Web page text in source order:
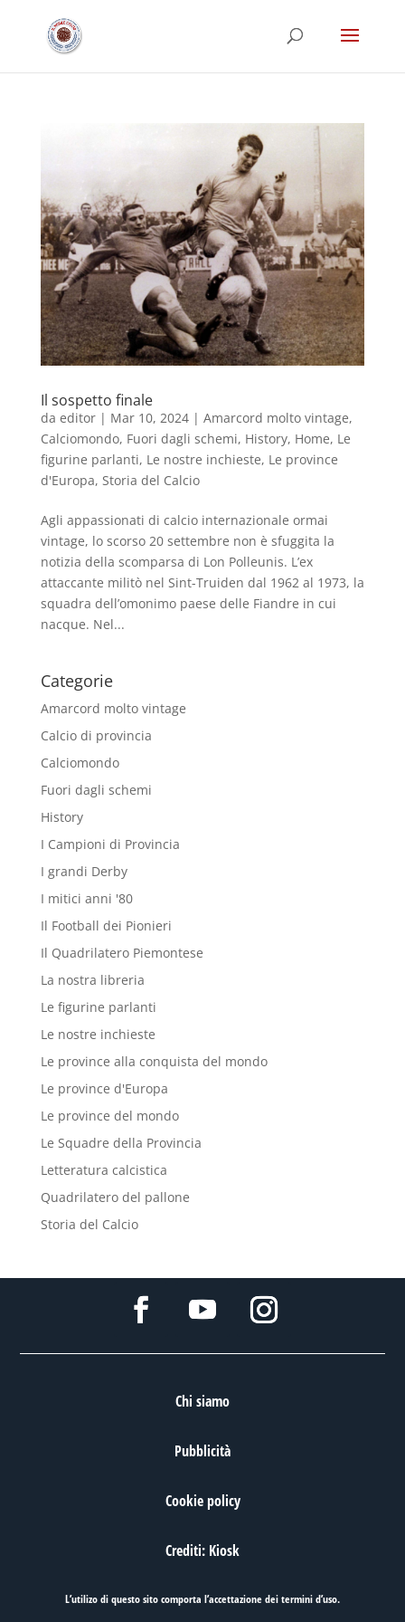
Il sospetto finale
da editor| Mar 10, 2024| Amarcord molto vintage,
Calciomondo, Fuori dagli schemi, History, Home, Le
figurine parlanti, Le nostre inchieste, Le province
d'Europa, Storia del Calcio
Agli appassionati di calcio internazionale ormai
vintage, lo scorso 20 settembre non è sfuggita la
notizia della scomparsa di Lon Polleunis. L’ex
attaccante militò nel Sint-Truiden dal 1962 al 1973, la
squadra dell’omonimo paese delle Fiandre in cui
nacque. Nel...
Categorie
Amarcord molto vintage
Calcio di provincia
Calciomondo
Fuori dagli schemi
History
I Campioni di Provincia
I grandi Derby
I mitici anni '80
Il Football dei Pionieri
Il Quadrilatero Piemontese
La nostra libreria
Le figurine parlanti
Le nostre inchieste
Le province alla conquista del mondo
Le province d'Europa
Le province del mondo
Le Squadre della Provincia
Letteratura calcistica
Quadrilatero del pallone
Storia del Calcio
Chi siamo
Pubblicità
Cookie policy
Crediti: Kiosk
L’utilizo di questo sito comporta l’accettazione deitermini d’uso.